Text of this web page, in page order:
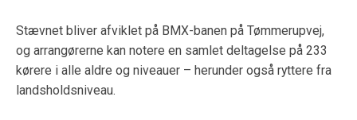
Stævnet bliver afviklet på BMX-banen på Tømmerupvej,
og arrangørerne kan notere en samlet deltagelse på 233
kørere i alle aldre og niveauer – herunder også ryttere fra
landsholdsniveau.